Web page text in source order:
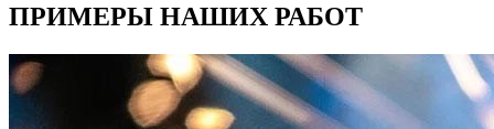
ПРИМЕРЫ НАШИХ РАБОТ